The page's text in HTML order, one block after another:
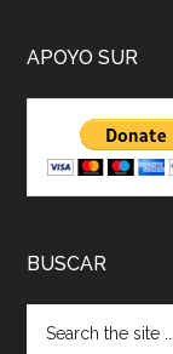
APOYO SUR
BUSCAR